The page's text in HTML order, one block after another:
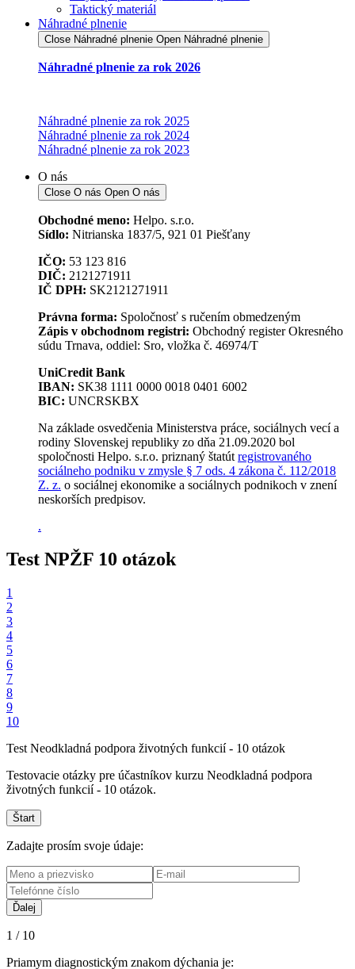
Taktický materiál
Náhradné plnenie
Close Náhradné plnenie Open Náhradné plnenie
Náhradné plnenie za rok 2026
Náhradné plnenie za rok 2025
Náhradné plnenie za rok 2024
Náhradné plnenie za rok 2023
O nás
Close O nás Open O nás
Obchodné meno: Helpo. s.r.o.
Sídlo: Nitrianska 1837/5, 921 01 Piešťany
IČO: 53 123 816
DIČ: 2121271911
IČ DPH: SK2121271911
Právna forma: Spoločnosť s ručením obmedzeným
Zápis v obchodnom registri: Obchodný register Okresného
súdu Trnava, oddiel: Sro, vložka č. 46974/T
UniCredit Bank
IBAN: SK38 1111 0000 0018 0401 6002
BIC: UNCRSKBX
Na základe osvedčenia Ministerstva práce, sociálnych vecí a
rodiny Slovenskej republiky zo dňa 21.09.2020 bol
spoločnosti Helpo. s.r.o. priznaný štatút registrovaného
sociálneho podniku v zmysle § 7 ods. 4 zákona č. 112/2018
Z. z. o sociálnej ekonomike a sociálnych podnikoch v znení
neskorších predpisov.
.
Test NPŽF 10 otázok
1
2
3
4
5
6
7
8
9
10
Test Neodkladná podpora životných funkcií - 10 otázok
Testovacie otázky pre účastníkov kurzu Neodkladná podpora
životných funkcií - 10 otázok.
Zadajte prosím svoje údaje:
1 / 10
Priamym diagnostickým znakom dýchania je: